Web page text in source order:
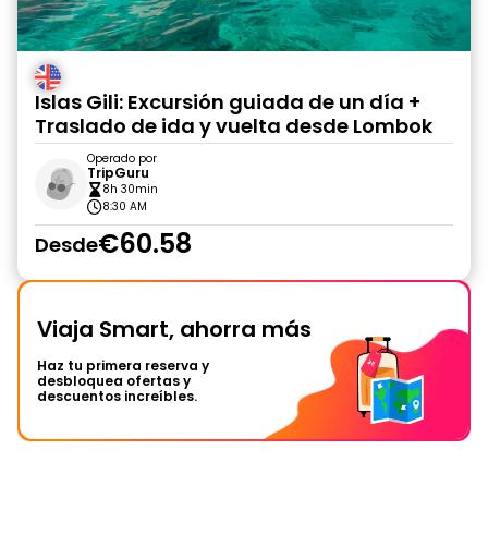
Islas Gili: Excursión guiada de un día +
Traslado de ida y vuelta desde Lombok
Operado por
TripGuru
8h 30min
8:30 AM
Desde€60.58
Viaja Smart, ahorra más
Haz tu primera reserva y
desbloquea ofertas y
descuentos increíbles.